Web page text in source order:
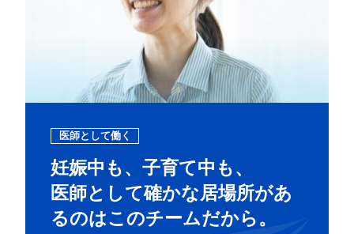
医師として働く
妊娠中も、子育て中も、
医師として確かな居場所があ
るのはこのチームだから。